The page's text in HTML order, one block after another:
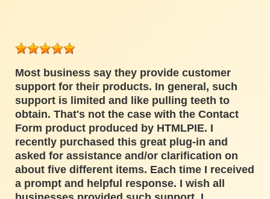
Most business say they provide customer
support for their products. In general, such
support is limited and like pulling teeth to
obtain. That's not the case with the Contact
Form product produced by HTMLPIE. I
recently purchased this great plug-in and
asked for assistance and/or clarification on
about five different items. Each time I received
a prompt and helpful response. I wish all